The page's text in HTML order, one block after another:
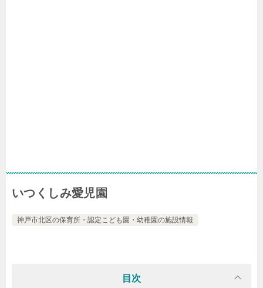
いつくしみ愛児園
神戸市北区の保育所・認定こども園・幼稚園の施設情報
目次